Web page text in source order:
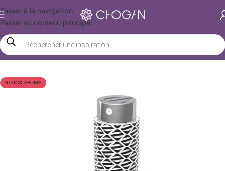
Passer à la navigation
Passer au contenu principal
Accueil/ Boutique Chogan/ Étui de Parfum Chogan
STOCK ÉPUISÉ